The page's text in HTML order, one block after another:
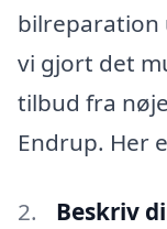
bilreparation
vi gjort det
tilbud fra
Endrup. Her
Beskriv